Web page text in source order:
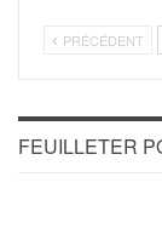
PRÉCÉDENT
FEUILLETER